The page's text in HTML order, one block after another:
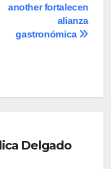
another fortalecen
alianza
gastronómica
Delgado